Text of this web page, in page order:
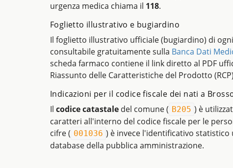
urgenza medica chiama il 118.
Foglietto illustrativo e bugiardino
Il foglietto illustrativo ufficiale (bugiardino) di
consultabile gratuitamente sulla Banca Dati
scheda farmaco contiene il link diretto al PDF
Riassunto delle Caratteristiche del Prodotto
Indicazioni per il codice fiscale dei nati a
Il codice catastale del comune ( B205 ) è
caratteri all'interno del codice fiscale per le
cifre ( 001036 ) è invece l'identificativo
database della pubblica amministrazione.